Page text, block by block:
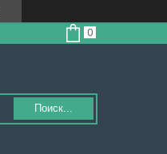
Поиск...